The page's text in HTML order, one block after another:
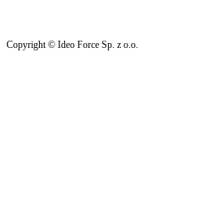
Copyright © Ideo Force Sp. z o.o.